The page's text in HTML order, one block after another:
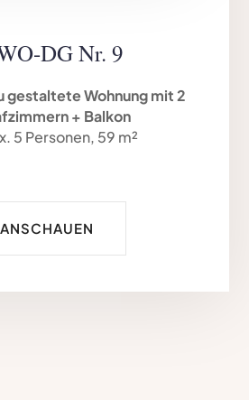
DG Nr. 9
gestaltete Wohnung mit 2
+ Balkon
5 Personen, 59 m²
ANSCHAUEN